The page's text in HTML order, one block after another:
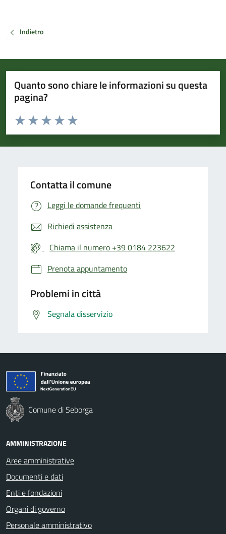
Indietro
Quanto sono chiare le informazioni su questa
pagina?
Valuta da 1 a 5 stelle la pagina
Valuta 5 stelle su 5
Valuta 4 stelle su 5
Valuta 3 stelle su 5
Valuta 2 stelle su 5
Valuta 1 stelle su 5
Contatta il comune
Leggi le domande frequenti
Richiedi assistenza
Chiama il numero +39 0184 223622
Prenota appuntamento
Problemi in città
Segnala disservizio
Comune di Seborga
AMMINISTRAZIONE
Aree amministrative
Documenti e dati
Enti e fondazioni
Organi di governo
Personale amministrativo